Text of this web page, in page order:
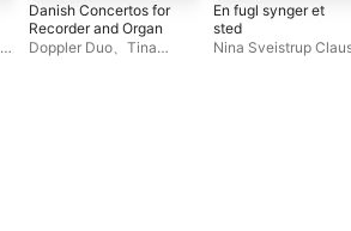
シ
Danish Concertos for
Recorder and Organ
Doppler Duo、 Tina
En fugl synger et
sted
Nina Sveistrup